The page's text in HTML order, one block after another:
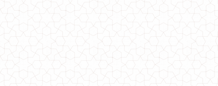
Трикотажная женская кофта с пуговицами
620.00грн.